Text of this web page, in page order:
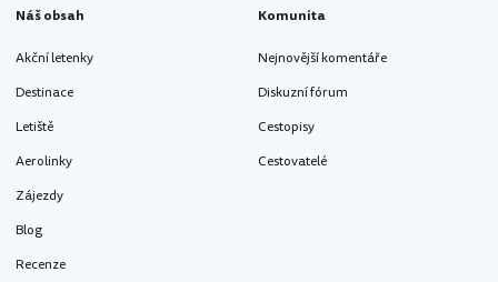
Náš obsah
Akční letenky
Destinace
Letiště
Aerolinky
Zájezdy
Blog
Recenze
Komunita
Nejnovější komentáře
Diskuzní fórum
Cestopisy
Cestovatelé